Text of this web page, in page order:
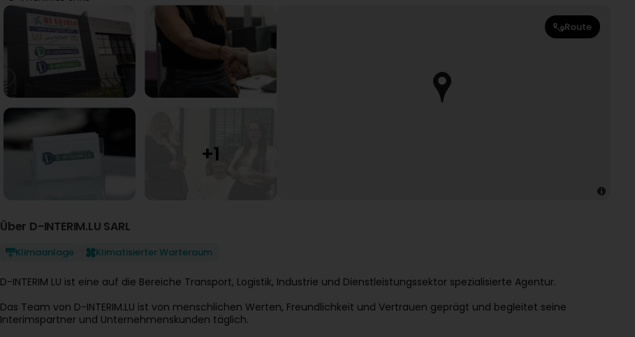
Route
Über D-INTERIM.LU SARL
Klimaanlage Klimatisierter Warteraum
D-INTERIM LU ist eine auf die Bereiche Transport, Logistik, Industrie und Dienstleistungssektor spezialisierte Agentur.
Das Team von D-INTERIM.LU ist von menschlichen Werten, Freundlichkeit und Vertrauen geprägt und begleitet seine
Interimspartner und Unternehmenskunden täglich.